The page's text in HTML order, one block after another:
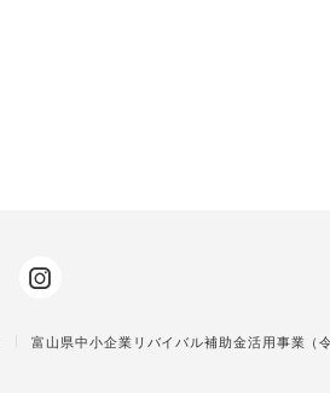
富山県中小企業リバイバル補助金活用事業（